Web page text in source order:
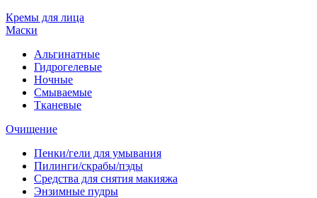
Кремы для лица
Маски
Альгинатные
Гидрогелевые
Ночные
Смываемые
Тканевые
Очищение
Пенки/гели для умывания
Пилинги/скрабы/пэды
Средства для снятия макияжа
Энзимные пудры